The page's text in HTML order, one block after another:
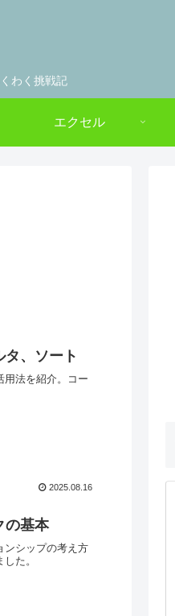
わく挑戦記
エクセル
、ソート
用法を紹介。コー
2025.08.16
の基本
ンシップの考え方
た。